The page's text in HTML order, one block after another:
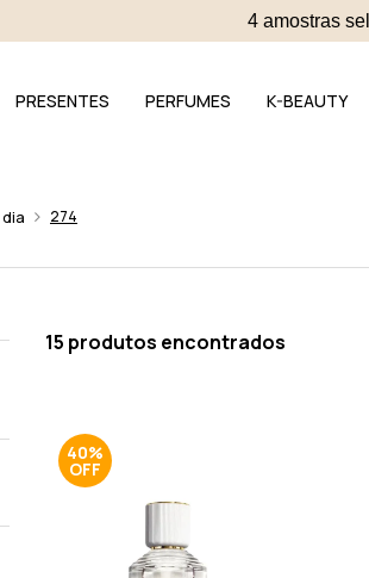
4 amostras
PRESENTES PERFUMES K-BEAUTY
274
15 produtos encontrados
40%